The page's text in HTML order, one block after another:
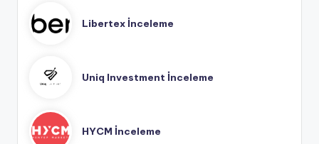
Libertex İnceleme
Uniq Investment İnceleme
HYCM İnceleme